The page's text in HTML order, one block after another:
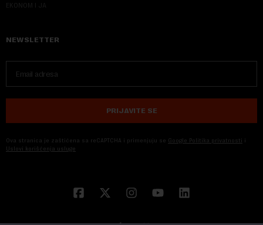
EKONOM I JA
NEWSLETTER
PRIJAVITE SE
Ova stranica je zaštićena sa reCAPTCHA i primenjuju se Google Politika privatnosti i
Uslovi korišćenja usluge